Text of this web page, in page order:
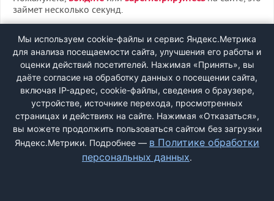
займет несколько секунд.
ВХОД
РЕГИСТРАЦИЯ
Быстрая регистрациячерез соцсети:
Мы используем cookie-файлы и сервис Яндекс.Метрика
для анализа посещаемости сайта, улучшения его работы и
оценки действий посетителей. Нажимая «Принять», вы
даёте согласие на обработку данных о посещении сайта,
включая IP-адрес, cookie-файлы, сведения о браузере,
устройстве, источнике перехода, просмотренных
страницах и действиях на сайте. Нажимая «Отказаться»,
вы можете продолжить пользоваться сайтом без загрузки
Яндекс.Метрики. Подробнее — в Политике обработки
персональных данных.